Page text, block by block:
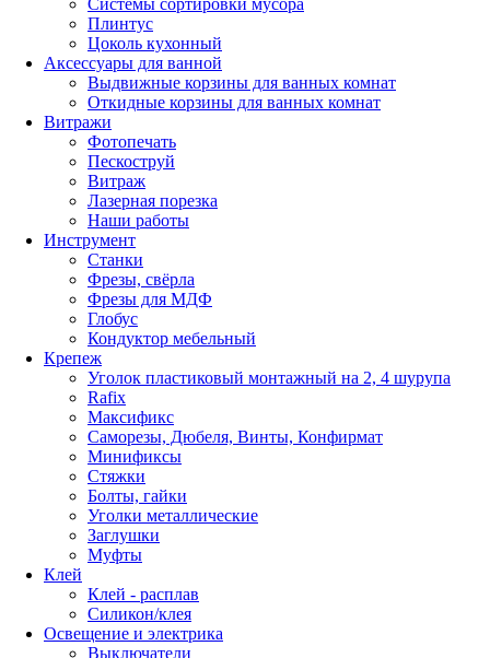
Плинтус
Цоколь кухонный
Аксессуары для ванной
Выдвижные корзины для ванных комнат
Откидные корзины для ванных комнат
Витражи
Фотопечать
Пескоструй
Витраж
Лазерная порезка
Наши работы
Инструмент
Станки
Фрезы, свёрла
Фрезы для МДФ
Глобус
Кондуктор мебельный
Крепеж
Уголок пластиковый монтажный на 2, 4 шурупа
Rafix
Максификс
Саморезы, Дюбеля, Винты, Конфирмат
Минификсы
Стяжки
Болты, гайки
Уголки металлические
Заглушки
Муфты
Клей
Клей - расплав
Силикон/клея
Освещение и электрика
Выключатели